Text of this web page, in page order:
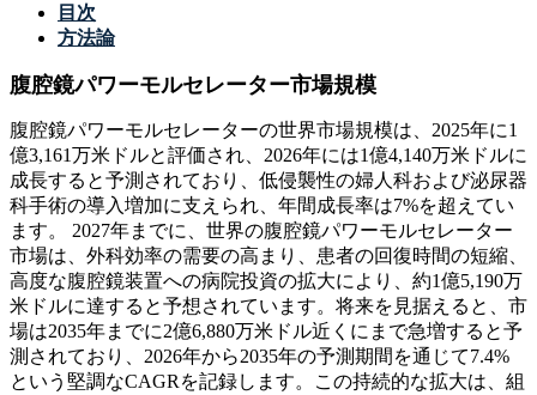
目次
方法論
腹腔鏡パワーモルセレーター市場規模
腹腔鏡パワーモルセレーターの世界市場規模は、2025年に1
億3,161万米ドルと評価され、2026年には1億4,140万米ドルに
成長すると予測されており、低侵襲性の婦人科および泌尿器
科手術の導入増加に支えられ、年間成長率は7%を超えてい
ます。 2027年までに、世界の腹腔鏡パワーモルセレーター
市場は、外科効率の需要の高まり、患者の回復時間の短縮、
高度な腹腔鏡装置への病院投資の拡大により、約1億5,190万
米ドルに達すると予想されています。将来を見据えると、市
場は2035年までに2億6,880万米ドル近くにまで急増すると予
測されており、2026年から2035年の予測期間を通じて7.4%
という堅調なCAGRを記録します。この持続的な拡大は、組